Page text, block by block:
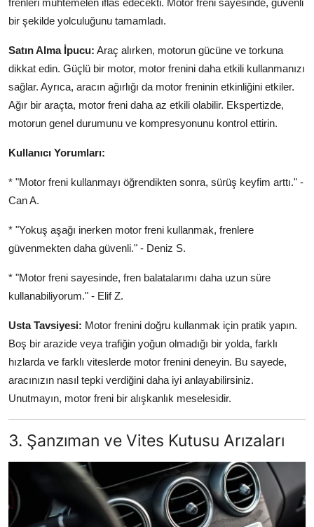
frenleri muhtemelen iflas edecekti. Motor freni sayesinde, güvenli
bir şekilde yolculuğunu tamamladı.
Satın Alma İpucu: Araç alırken, motorun gücüne ve torkuna
dikkat edin. Güçlü bir motor, motor frenini daha etkili kullanmanızı
sağlar. Ayrıca, aracın ağırlığı da motor freninin etkinliğini etkiler.
Ağır bir araçta, motor freni daha az etkili olabilir. Ekspertizde,
motorun genel durumunu ve kompresyonunu kontrol ettirin.
Kullanıcı Yorumları:
* "Motor freni kullanmayı öğrendikten sonra, sürüş keyfim arttı." -
Can A.
* "Yokuş aşağı inerken motor freni kullanmak, frenlere
güvenmekten daha güvenli." - Deniz S.
* "Motor freni sayesinde, fren balatalarımı daha uzun süre
kullanabiliyorum." - Elif Z.
Usta Tavsiyesi: Motor frenini doğru kullanmak için pratik yapın.
Boş bir arazide veya trafiğin yoğun olmadığı bir yolda, farklı
hızlarda ve farklı viteslerde motor frenini deneyin. Bu sayede,
aracınızın nasıl tepki verdiğini daha iyi anlayabilirsiniz.
Unutmayın, motor freni bir alışkanlık meselesidir.
3. Şanzıman ve Vites Kutusu Arızaları